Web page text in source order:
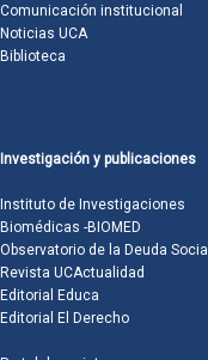
Comunicación institucional
Noticias UCA
Biblioteca
Investigación y publicaciones
Instituto de Investigaciones
Biomédicas -BIOMED
Observatorio de la Deuda Social
Revista UCActualidad
Editorial Educa
Editorial El Derecho